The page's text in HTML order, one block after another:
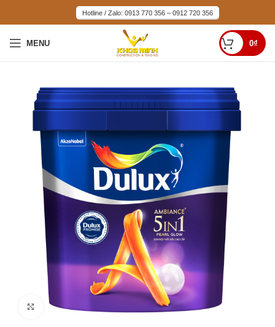
Hotline / Zalo: 0913 770 356 – 0912 720 356
MENU 0₫
Click to enlarge